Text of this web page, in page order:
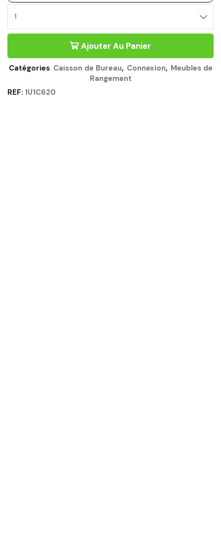
DE
CHÊNE
BOCAGE
CONNEXION
Ajouter Au Panier
Catégories Caisson de Bureau, Connexion, Meubles de
Rangement
REF: 1U1C620